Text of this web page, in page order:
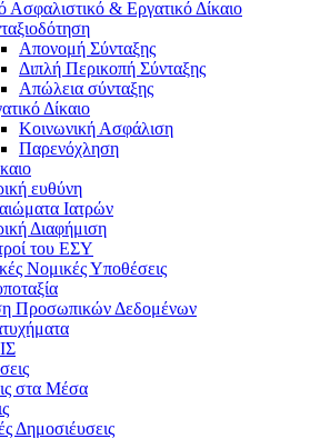
Ασφαλιστικό & Εργατικό Δίκαιο
Απονομή Σύνταξης
Διπλή Περικοπή Σύνταξης
Απώλεια σύνταξης
Δίκαιο
Κοινωνική Ασφάλιση
Παρενόχληση
ευθύνη
Ιατρών
Διαφήμιση
του ΕΣΥ
Νομικές Υποθέσεις
Προσωπικών Δεδομένων
στα Μέσα
Δημοσιέυσεις